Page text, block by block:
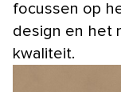
focussen op
design en het
kwaliteit.